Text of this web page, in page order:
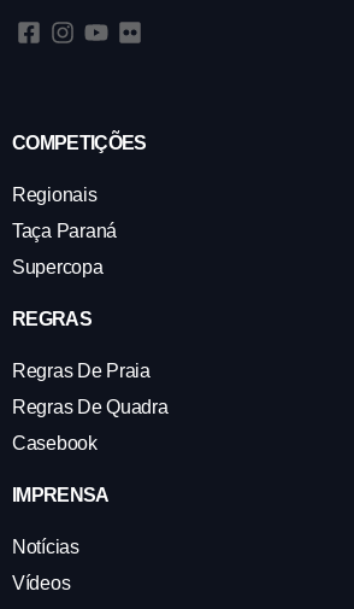
COMPETIÇÕES
Regionais
Taça Paraná
Supercopa
REGRAS
Regras De Praia
Regras De Quadra
Casebook
IMPRENSA
Notícias
Vídeos